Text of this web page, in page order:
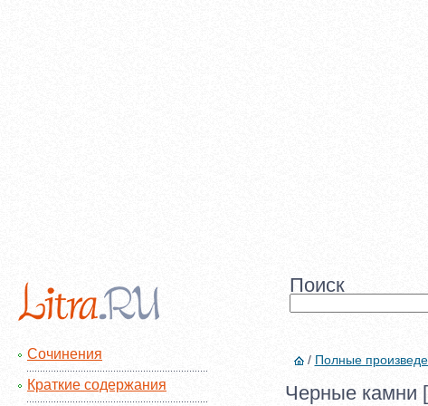
Поиск
Сочинения
Краткие содержания
/ Полные
Черные камни